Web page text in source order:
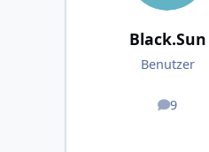
Black.Sun
Benutzer
9
Beiträge